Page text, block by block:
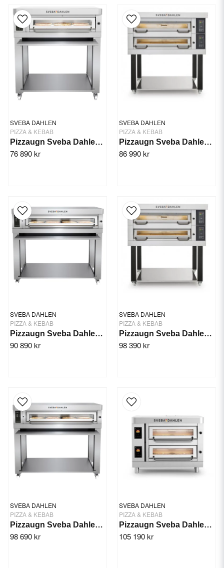
SVEBA DAHLEN
PIZZA & KEBAB
Pizzaugn Sveba Dahlen P-601, 1-däck
76 890 kr
SVEBA DAHLEN
PIZZA & KEBAB
Pizzaugn Sveba Dahlen DC-12P, 1-däck
86 990 kr
SVEBA DAHLEN
PIZZA & KEBAB
Pizzaugn Sveba Dahlen P-801, 1-däck
90 890 kr
SVEBA DAHLEN
PIZZA & KEBAB
Pizzaugn Sveba Dahlen DC-13P, 1-däck
98 390 kr
SVEBA DAHLEN
PIZZA & KEBAB
Pizzaugn Sveba Dahlen P-801D (Extra Djup) 1 Däck
98 690 kr
SVEBA DAHLEN
PIZZA & KEBAB
Pizzaugn Sveba Dahlen P-202, 2-däck
105 190 kr